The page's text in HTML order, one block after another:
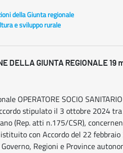
della Giunta regionale
e sviluppo rurale
DELLA GIUNTA REGIONALE 19
OPERATORE SOCIO
stipulato il 3 ottobre 2024
(Rep. atti n.175/CSR),
con Accordo del 22
Governo, Regioni e Province